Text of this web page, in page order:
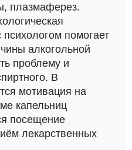
плазмаферез.
помогает
алкогольной
проблему и
В
мотивация на
капельниц
посещение
лекарственных